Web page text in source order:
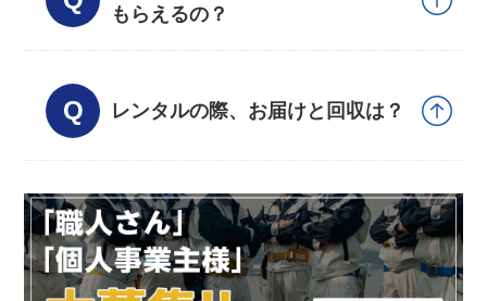
もらえるの？
レンタルの際、お届けと回収は？